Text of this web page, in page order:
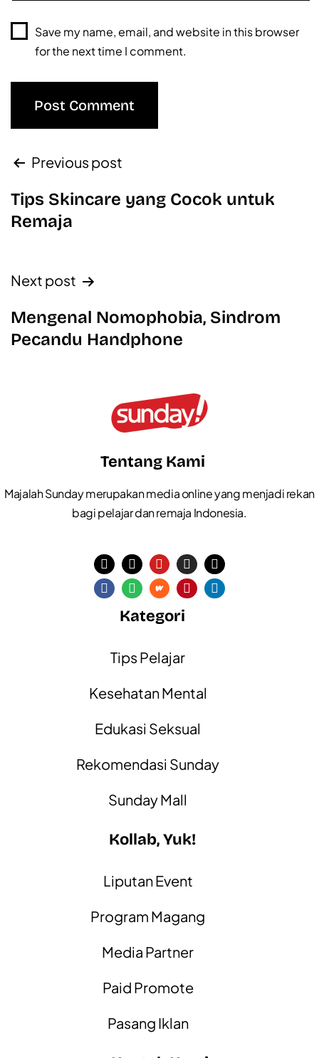
Save my name, email, and website in this browser
for the next time I comment.
Previous post
Tips Skincare yang Cocok untuk
Remaja
Next post
Mengenal Nomophobia, Sindrom
Pecandu Handphone
Tentang Kami
Majalah Sunday merupakan media online yang menjadi rekan
bagi pelajar dan remaja Indonesia.
Kategori
Tips Pelajar
Kesehatan Mental
Edukasi Seksual
Rekomendasi Sunday
Sunday Mall
Kollab, Yuk!
Liputan Event
Program Magang
Media Partner
Paid Promote
Pasang Iklan